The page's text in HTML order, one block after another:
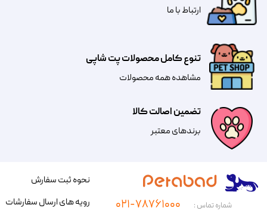
تضمین اصالت کالا
​​برندهای معتبر​​​​​​​
تنوع کامل محصولات پت شاپی
مشاهده همه محصولات
​​​ارتباط با ما
شماره تماس : ۰۲۱-۷۸۷۶۱۰۰۰
نحوه ثبت سفارش
رویه های ارسال سفارشات